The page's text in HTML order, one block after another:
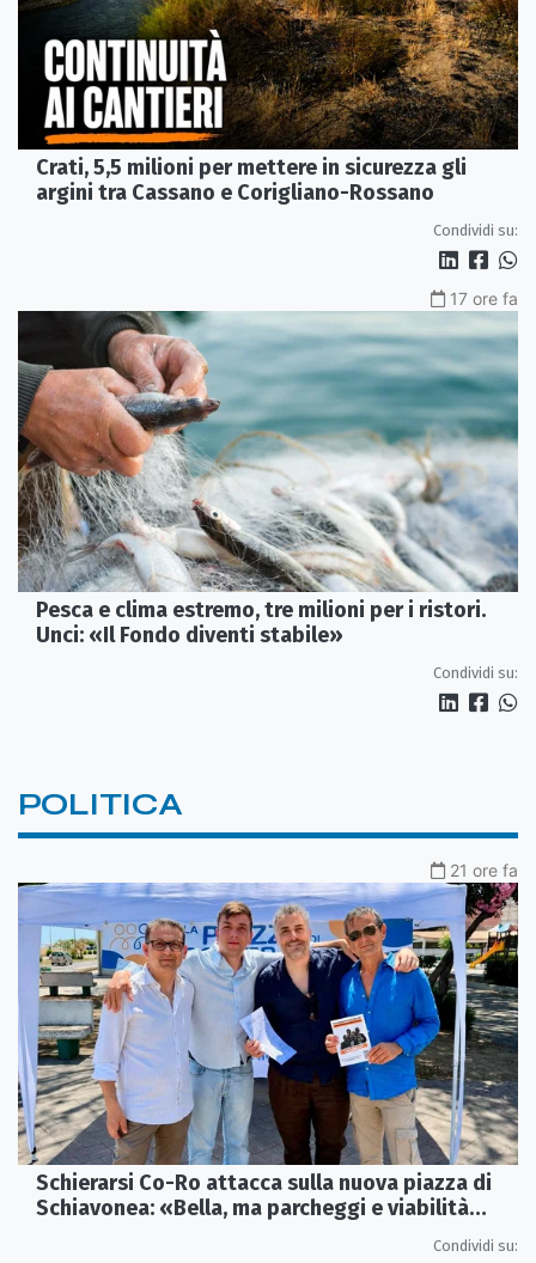
Crati, 5,5 milioni per mettere in sicurezza gli
argini tra Cassano e Corigliano-Rossano
Condividi su:
17 ore fa
Pesca e clima estremo, tre milioni per i ristori.
Unci: «Il Fondo diventi stabile»
Condividi su:
POLITICA
21 ore fa
Schierarsi Co-Ro attacca sulla nuova piazza di
Schiavonea: «Bella, ma parcheggi e viabilità
Condividi su: